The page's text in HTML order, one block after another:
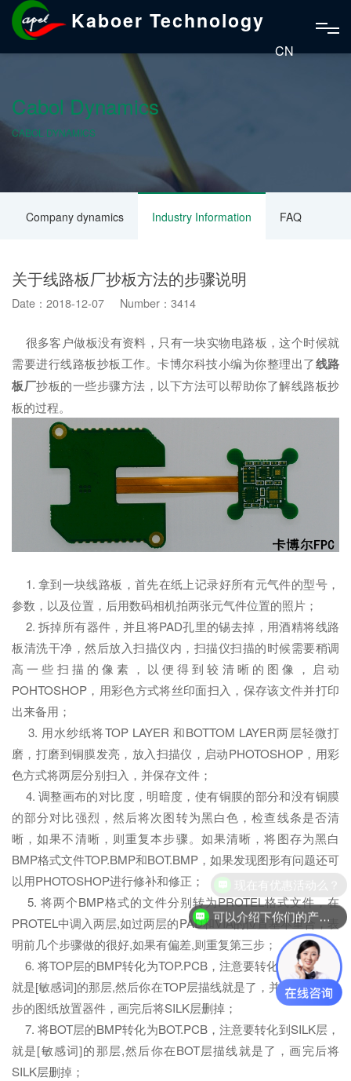
Kaboer Technology
CN
Cabol Dynamics
CABOL DYNAMICS
Company dynamics Industry Information FAQ
关于线路板厂抄板方法的步骤说明
Date：2018-12-07 Number：3414
很多客户做板没有资料，只有一块实物电路板，这个时候就
需要进行线路板抄板工作。卡博尔科技小编为你整理出了线路
板厂抄板的一些步骤方法，以下方法可以帮助你了解线路板抄
板的过程。
1. 拿到一块线路板，首先在纸上记录好所有元气件的型号，
参数，以及位置，后用数码相机拍两张元气件位置的照片；
2. 拆掉所有器件，并且将PAD孔里的锡去掉，用酒精将线路
板清洗干净，然后放入扫描仪内，扫描仪扫描的时候需要稍调
高一些扫描的像素，以便得到较清晰的图像，启动
POHTOSHOP，用彩色方式将丝印面扫入，保存该文件并打印
出来备用；
3. 用水纱纸将TOP LAYER 和BOTTOM LAYER两层轻微打
磨，打磨到铜膜发亮，放入扫描仪，启动PHOTOSHOP，用彩
色方式将两层分别扫入，并保存文件；
4. 调整画布的对比度，明暗度，使有铜膜的部分和没有铜膜
的部分对比强烈，然后将次图转为黑白色，检查线条是否清
晰，如果不清晰，则重复本步骤。如果清晰，将图存为黑白
BMP格式文件TOP.BMP和BOT.BMP，如果发现图形有问题还可
以用PHOTOSHOP进行修补和修正；
5. 将两个BMP格式的文件分别转为PROTEL格式文件，在
PROTEL中调入两层,如过两层的PAD和VIA的位置基本重合，表
明前几个步骤做的很好,如果有偏差,则重复第三步；
6. 将TOP层的BMP转化为TOP.PCB，注意要转化到SILK层，
就是[敏感词]的那层,然后你在TOP层描线就是了，并且根据第二
步的图纸放置器件，画完后将SILK层删掉；
7. 将BOT层的BMP转化为BOT.PCB，注意要转化到SILK层，
就是[敏感词]的那层,然后你在BOT层描线就是了，画完后将
SILK层删掉；
可以介绍下你们的产品么？